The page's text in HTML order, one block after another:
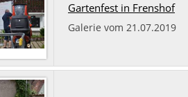
Gartenfest in Frenshof
Galerie vom 21.07.2019